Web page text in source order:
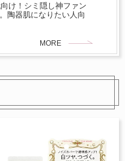
向け！シミ隠し神ファン
陶器肌になりたい人向
MORE